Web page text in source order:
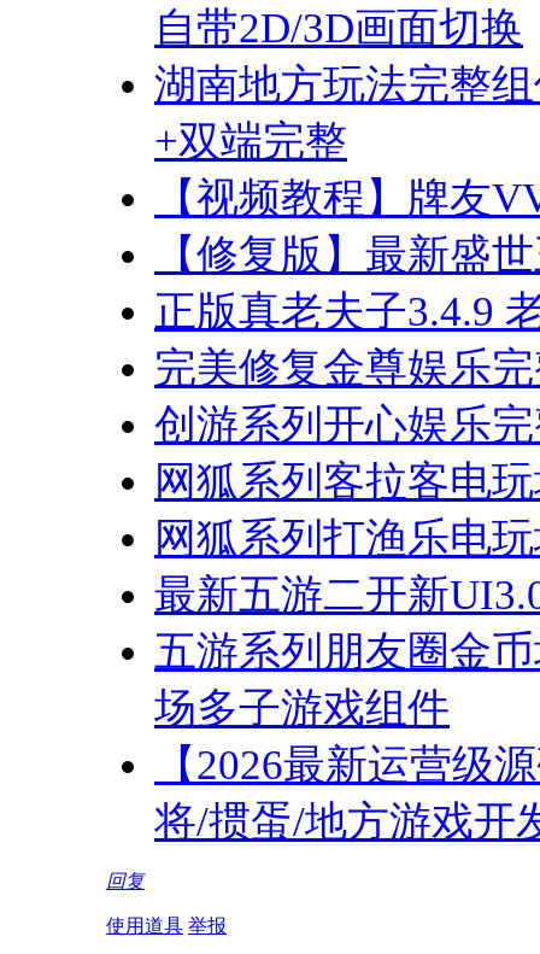
自带2D/3D画面切换
湖南地方玩法完整
+双端完整
【视频教程】牌友
【修复版】最新盛
正版真老夫子3.4.9
完美修复金尊娱乐
创游系列开心娱乐
网狐系列客拉客电
网狐系列打渔乐电
最新五游二开新
五游系列朋友圈金
场多子游戏组件
【2026最新运营级
将/掼蛋/地方游戏开
回复
使用道具 举报